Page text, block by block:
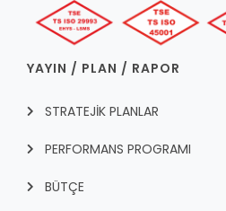
YAYIN / PLAN / RAPOR
STRATEJİK PLANLAR
PERFORMANS PROGRAMI
BÜTÇE